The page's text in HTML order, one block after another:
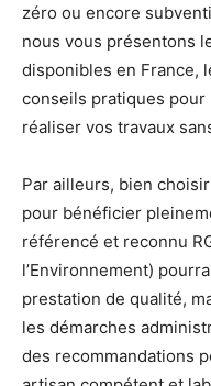
zéro ou encore
nous vous présentons
disponibles en France,
conseils pratiques
réaliser vos travaux
Par ailleurs, bien
pour bénéficier
référencé et reconnu
l’Environnement)
prestation de qualité,
les démarches
des recommandations